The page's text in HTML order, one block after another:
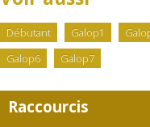
Débutant Galop1
Galop6
Galop7
Raccourcis